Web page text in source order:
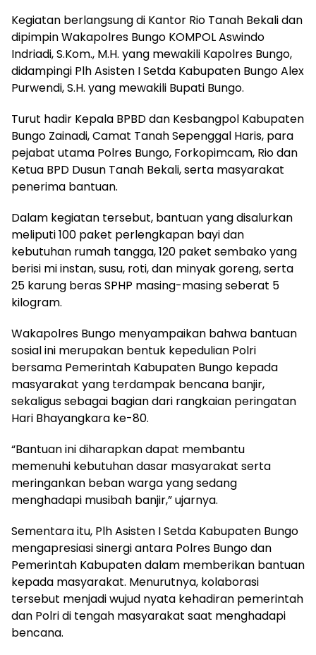
Kegiatan berlangsung di Kantor Rio Tanah Bekali dan
dipimpin Wakapolres Bungo KOMPOL Aswindo
Indriadi, S.Kom., M.H. yang mewakili Kapolres Bungo,
didampingi Plh Asisten I Setda Kabupaten Bungo Alex
Purwendi, S.H. yang mewakili Bupati Bungo.
Turut hadir Kepala BPBD dan Kesbangpol Kabupaten
Bungo Zainadi, Camat Tanah Sepenggal Haris, para
pejabat utama Polres Bungo, Forkopimcam, Rio dan
Ketua BPD Dusun Tanah Bekali, serta masyarakat
penerima bantuan.
Dalam kegiatan tersebut, bantuan yang disalurkan
meliputi 100 paket perlengkapan bayi dan
kebutuhan rumah tangga, 120 paket sembako yang
berisi mi instan, susu, roti, dan minyak goreng, serta
25 karung beras SPHP masing-masing seberat 5
kilogram.
Wakapolres Bungo menyampaikan bahwa bantuan
sosial ini merupakan bentuk kepedulian Polri
bersama Pemerintah Kabupaten Bungo kepada
masyarakat yang terdampak bencana banjir,
sekaligus sebagai bagian dari rangkaian peringatan
Hari Bhayangkara ke-80.
“Bantuan ini diharapkan dapat membantu
memenuhi kebutuhan dasar masyarakat serta
meringankan beban warga yang sedang
menghadapi musibah banjir,” ujarnya.
Sementara itu, Plh Asisten I Setda Kabupaten Bungo
mengapresiasi sinergi antara Polres Bungo dan
Pemerintah Kabupaten dalam memberikan bantuan
kepada masyarakat. Menurutnya, kolaborasi
tersebut menjadi wujud nyata kehadiran pemerintah
dan Polri di tengah masyarakat saat menghadapi
bencana.